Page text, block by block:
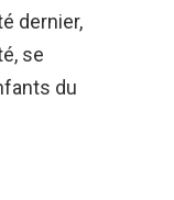
dernier,
se
du